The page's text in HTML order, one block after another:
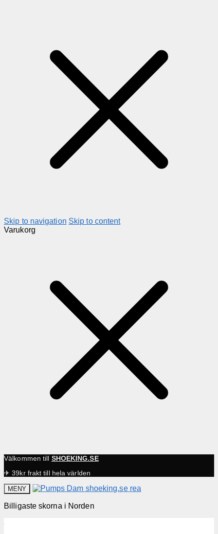
Skip to navigation Skip to content
Varukorg
Välkommen till SHOEKING.SE
✈ 39kr frakt till hela världen
MENY
Billigaste skorna i Norden